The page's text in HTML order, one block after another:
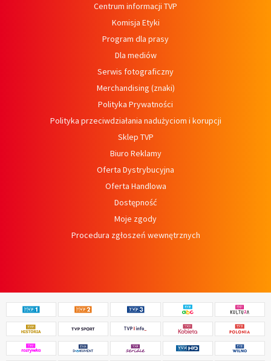
Centrum informacji TVP
Komisja Etyki
Program dla prasy
Dla mediów
Serwis fotograficzny
Merchandising (znaki)
Polityka Prywatności
Polityka przeciwdziałania nadużyciom i korupcji
Sklep TVP
Biuro Reklamy
Oferta Dystrybucyjna
Oferta Handlowa
Dostępność
Moje zgody
Procedura zgłoszeń wewnętrznych